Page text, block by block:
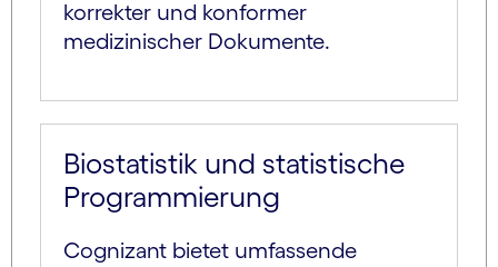
korrekter und konformer
medizinischer Dokumente.
Biostatistik und statistische
Programmierung
Cognizant bietet umfassende